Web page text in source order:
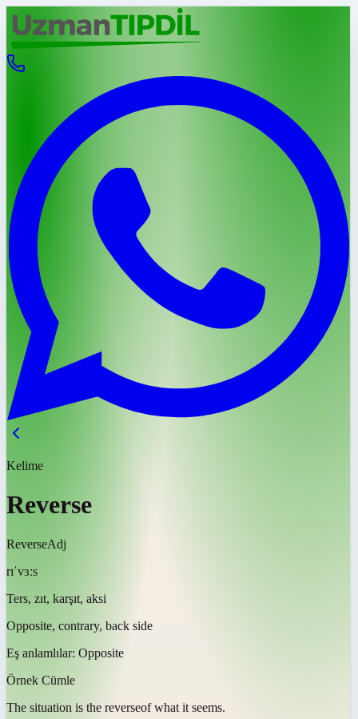
Kelime
Reverse
ReverseAdj
rɪˈvɜːs
Ters, zıt, karşıt, aksi
Opposite, contrary, back side
Eş anlamlılar: Opposite
Örnek Cümle
The situation is the reverseof what it seems.